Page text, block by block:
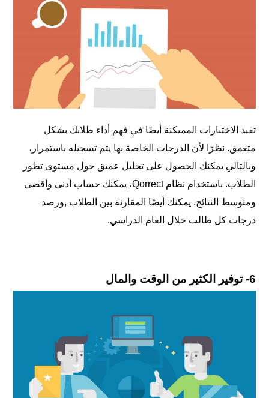
تفيد الاختبارات المميكنة أيضًا في فهم أداء طلابك بشكل
متعمق. نظرًا لأن الدرجات الخاصة بها يتم تسجيله باستمرار،
وبالتالي يمكنك الحصول على تحليل عميق حول مستوى تطور
الطلاب. باستخدام نظام Qorrect، يمكنك حساب أدنى وأقصى
ومتوسط ​​النتائج. يمكنك أيضًا المقارنة بين الطلاب ,ورصد
درجات كل طالب خلال العام الدراسي.
6- توفير الكثير من الوقت والمال